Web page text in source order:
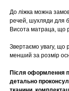
До ліжка можна
речей, шухляди для
Висота матраца, що
Звертаємо увагу, що
менший за розмір
Після оформлення
детально